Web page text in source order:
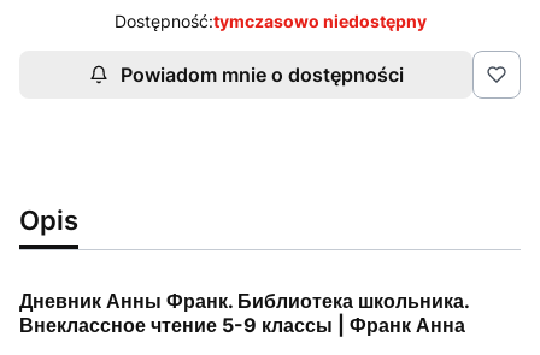
Dostępność:tymczasowo niedostępny
Powiadom mnie o dostępności
Opis
Дневник Анны Франк. Библиотека школьника.
Внеклассное чтение 5-9 классы | Франк Анна